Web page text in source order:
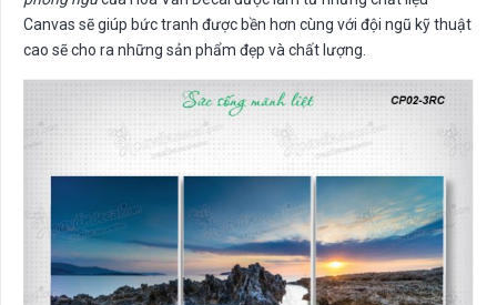
Canvas sẽ giúp bức tranh được bền hơn cùng với đội ngũ kỹ thuật
cao sẽ cho ra những sản phẩm đẹp và chất lượng.